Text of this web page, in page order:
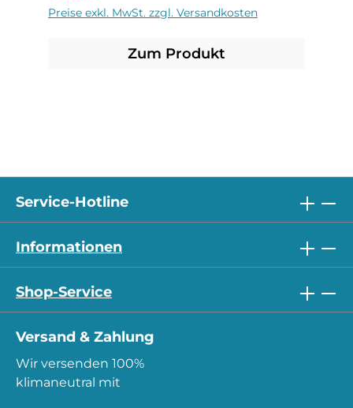
Preise exkl. MwSt. zzgl. Versandkosten
Zum Produkt
Service-Hotline
Informationen
Shop-Service
Versand & Zahlung
Wir versenden 100%
klimaneutral mit